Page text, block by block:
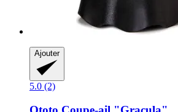
Ajouter
5.0 (2)